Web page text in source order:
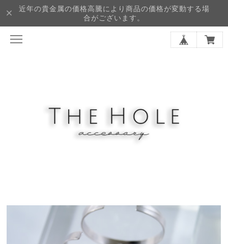
近年の貴金属の価格高騰により商品の価格が変動する場
合がございます。